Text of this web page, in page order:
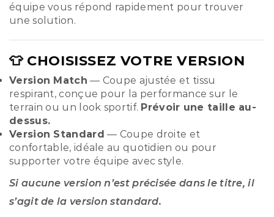
équipe vous répond rapidement pour trouver
une solution.
👕 CHOISISSEZ VOTRE VERSION
Version Match — Coupe ajustée et tissu
respirant, conçue pour la performance sur le
terrain ou un look sportif. Prévoir une taille au-
dessus.
Version Standard — Coupe droite et
confortable, idéale au quotidien ou pour
supporter votre équipe avec style.
Si aucune version n’est précisée dans le titre, il
s’agit de la version standard.